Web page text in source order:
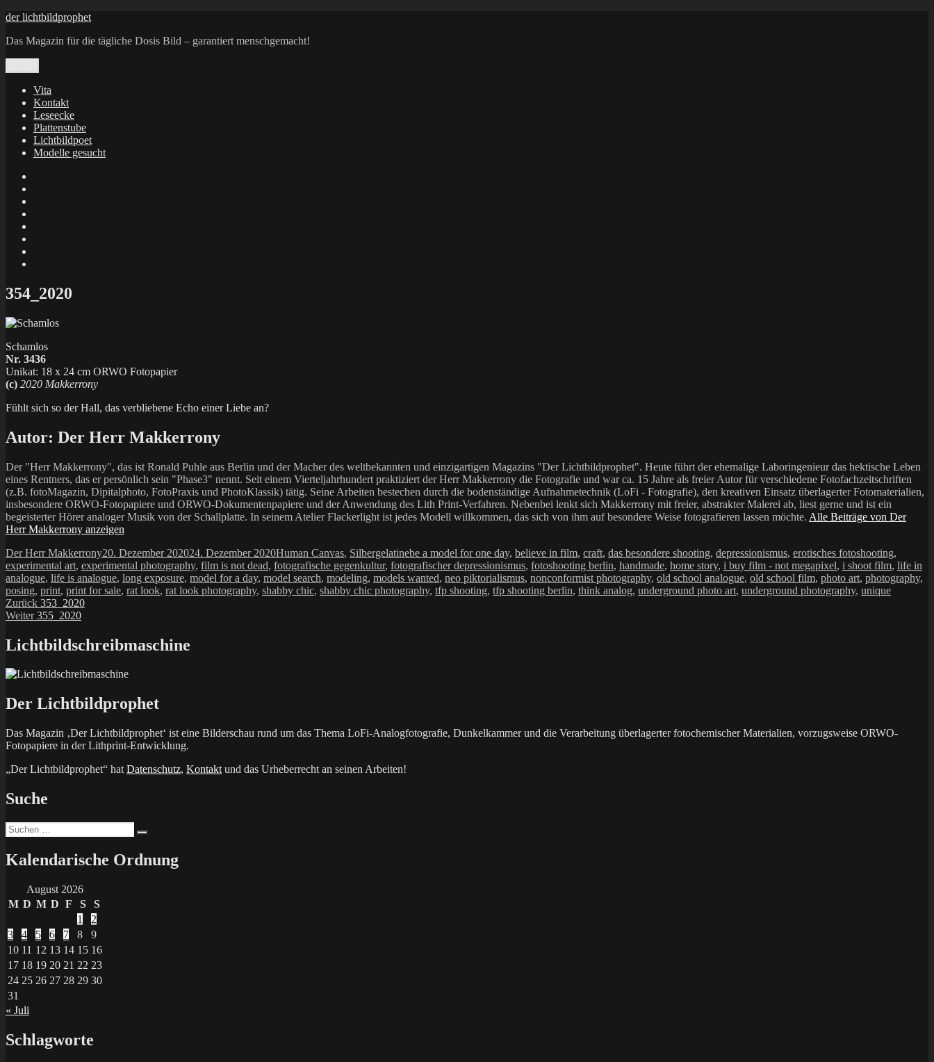
Zum
springen
der lichtbildprophet
Das Magazin für die tägliche Dosis Bild – garantiert menschgemacht!
Vita
Kontakt
Leseecke
Plattenstube
Lichtbildpoet
Modelle gesucht
X
354_2020
Schamlos
Nr. 3436
Unikat: 18 x 24 cm ORWO Fotopapier
(c) 2020 Makkerrony
Fühlt sich so der Hall, das verbliebene Echo einer Liebe an?
Autor: Der Herr Makkerrony
Der "Herr Makkerrony", das ist Ronald Puhle aus Berlin und der Macher des weltbekannten und einzigartigen Magazins "Der Lichtbildprophet". Heute führt der ehemalige Laboringenieur das hektische Leben
eines Rentners, das er persönlich sein "Phase3" nennt. Seit einem Vierteljahrhundert praktiziert der Herr Makkerrony die Fotografie und war ca. 15 Jahre als freier Autor für verschiedene Fotofachzeitschriften
(z.B. fotoMagazin, Dipitalphoto, FotoPraxis und PhotoKlassik) tätig. Seine Arbeiten bestechen durch die bodenständige Aufnahmetechnik (LoFi - Fotografie), den kreativen Einsatz überlagerter Fotomaterialien,
insbesondere ORWO-Fotopapiere und ORWO-Dokumentenpapiere und der Anwendung des Lith Print-Verfahren. Nebenbei lenkt sich Makkerrony mit freier, abstrakter Malerei ab, liest gerne und ist ein
begeisterter Hörer analoger Musik von der Schallplatte. In seinem Atelier Flackerlight ist jedes Modell willkommen, das sich von ihm auf besondere Weise fotografieren lassen möchte. Alle Beiträge von Der
Herr Makkerrony anzeigen
Autor
Der Herr MakkerronyVeröffentlicht
am
20. Dezember 202024. Dezember 2020Kategorien
Human Canvas, SilbergelatineSchlagwörter
be a model for one day, believe in film, craft, das besondere shooting, depressionismus, erotisches fotoshooting,
experimental art, experimental photography, film is not dead, fotografische gegenkultur, fotografischer depressionismus, fotoshooting berlin, handmade, home story, i buy film - not megapixel, i shoot film, life in
analogue, life is analogue, long exposure, model for a day, model search, modeling, models wanted, neo piktorialismus, nonconformist photography, old school analogue, old school film, photo art, photography,
posing, print, print for sale, rat look, rat look photography, shabby chic, shabby chic photography, tfp shooting, tfp shooting berlin, think analog, underground photo art, underground photography, unique
Beitragsnavigation
Zurück Vorheriger
Beitrag:
353_2020
Weiter Nächster
355_2020
Lichtbildschreibmaschine
Der Lichtbildprophet
Das Magazin ‚Der Lichtbildprophet‘ ist eine Bilderschau rund um das Thema LoFi-Analogfotografie, Dunkelkammer und die Verarbeitung überlagerter fotochemischer Materialien, vorzugsweise ORWO-
Fotopapiere in der Lithprint-Entwicklung.
„Der Lichtbildprophet“ hat Datenschutz, Kontakt und das Urheberrecht an seinen Arbeiten!
Suche
Suchen
nach:
Kalendarische Ordnung
August 2026
M D M D F S
S
1
2
3
4 5 6 7 8
9
10 11 12 13 14 15 16
17 18 19 20 21 22 23
24 25 26 27 28 29 30
31
« Juli
Schlagworte